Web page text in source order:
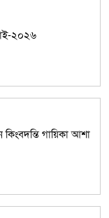
২০২৬
কিংবদন্তি গায়িকা আশা